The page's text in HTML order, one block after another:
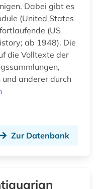
Dabei gibt es
(United States
(US
ab 1948). Die
die Volltexte der
anderer durch
Zur Datenbank